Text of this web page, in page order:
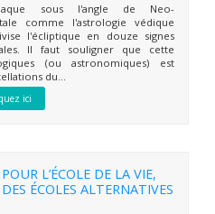
sous l'angle de Neo-
comme l'astrologie védique
l'écliptique en douze signes
Il faut souligner que cette
(ou astronomiques) est
du...
ici
L’ÉCOLE DE LA VIE,
ÉCOLES ALTERNATIVES